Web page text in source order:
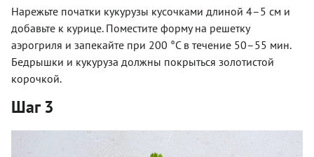
Нарежьте початки кукурузы кусочками длиной 4–5 см и
добавьте к курице. Поместите форму на решетку
аэрогриля и запекайте при 200 °С в течение 50–55 мин.
Бедрышки и кукуруза должны покрыться золотистой
корочкой.
Шаг 3